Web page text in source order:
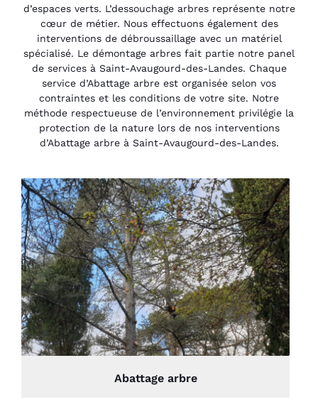
d’espaces verts. L’dessouchage arbres représente notre
cœur de métier. Nous effectuons également des
interventions de débroussaillage avec un matériel
spécialisé. Le démontage arbres fait partie notre panel
de services à Saint-Avaugourd-des-Landes. Chaque
service d’Abattage arbre est organisée selon vos
contraintes et les conditions de votre site. Notre
méthode respectueuse de l’environnement privilégie la
protection de la nature lors de nos interventions
d’Abattage arbre à Saint-Avaugourd-des-Landes.
Abattage arbre